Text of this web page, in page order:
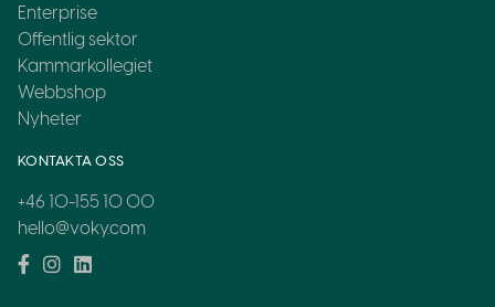
Enterprise
Offentlig sektor
Kammarkollegiet
Webbshop
Nyheter
KONTAKTA OSS
+46 10-155 10 00
hello@voky.com